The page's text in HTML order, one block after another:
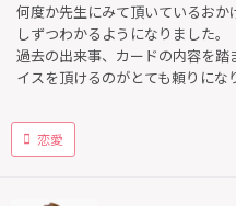
何度か先生にみて頂いているお
しずつわかるようになりました。
過去の出来事、カードの内容を踏
イスを頂けるのがとても頼りにな
恋愛